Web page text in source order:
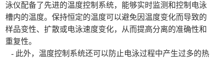
泳仪配备了先进的温度控制系统，能够实时监测和控制电泳
槽内的温度。保持恒定的温度可以避免因温度变化而导致的
样品变性、扩散或电泳速度变化，从而提高分离的准确性和
重复性。
- 此外，温度控制系统还可以防止电泳过程中产生过多的热